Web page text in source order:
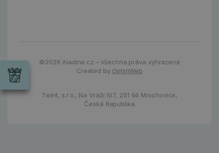
©2026 Aladine.cz – všechna práva vyhrazena
Created by OptimWeb
Twint, s.r.o., Na Vráži 107, 251 64 Mnichovice,
Česká Republika
Wrendale
příležitost
Chci si vybrat